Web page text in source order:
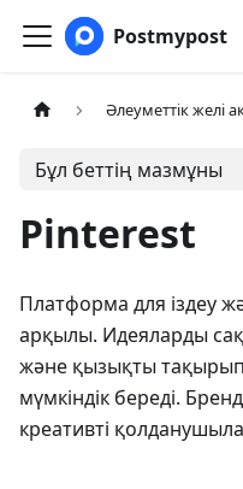
Postmypost
Әлеуметтік желі
Бұл беттің мазмұны
Pinterest
Платформа для іздеу
арқылы. Идеяларды
және қызықты
мүмкіндік береді.
креативті